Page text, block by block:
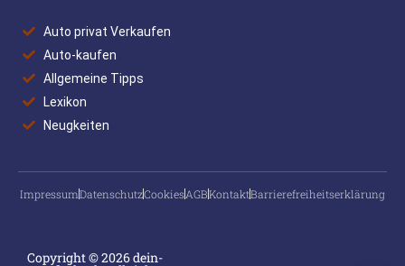
Auto privat Verkaufen
Auto-kaufen
Allgemeine Tipps
Lexikon
Neugkeiten
ImpressumDatenschutzCookiesAGBKontaktBarrierefreiheitserklärung
Copyright © 2026 dein-